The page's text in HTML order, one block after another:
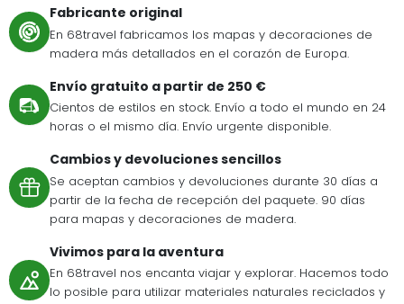
Fabricante original
En 68travel fabricamos los mapas y decoraciones de
madera más detallados en el corazón de Europa.
Envío gratuito a partir de 250 €
Cientos de estilos en stock. Envío a todo el mundo en 24
horas o el mismo día. Envío urgente disponible.
Cambios y devoluciones sencillos
Se aceptan cambios y devoluciones durante 30 días a
partir de la fecha de recepción del paquete. 90 días
para mapas y decoraciones de madera.
Vivimos para la aventura
En 68travel nos encanta viajar y explorar. Hacemos todo
lo posible para utilizar materiales naturales reciclados y